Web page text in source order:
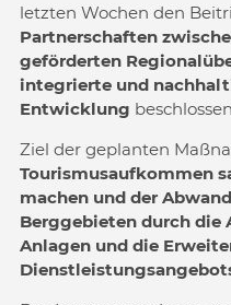
letzten Wochen den
Partnerschaften
geförderten
integrierte und
Entwicklung
Ziel der geplanten
Tourismusaufkommen
machen und der
Berggebieten durch die
Anlagen und die